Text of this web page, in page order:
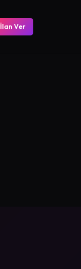
İlan Ver